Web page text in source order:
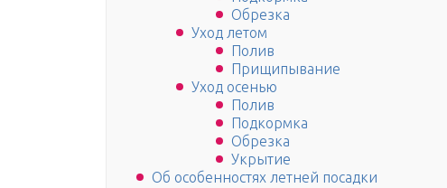
Обрезка
Уход летом
Полив
Прищипывание
Уход осенью
Полив
Подкормка
Обрезка
Укрытие
Об особенностях летней посадки